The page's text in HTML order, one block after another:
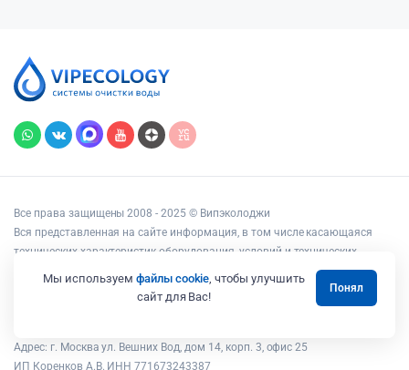
Все права защищены 2008 - 2025 © Випэколоджи
Вся представленная на сайте информация, в том числе касающаяся
технических характеристик оборудования, условий и технических
возможностей подключения, наличия на складе, стоимости товаров и
услуг, носит информационный характер и ни при каких условиях не
является публичной офертой, определяемой положениями статьи 437
Адрес: г. Москва ул. Вешних Вод, дом 14, корп. 3, офис 25
ИП Коренков А.В. ИНН 771673243387
Мы используем файлы cookie, чтобы улучшить
сайт для Вас!
Понял